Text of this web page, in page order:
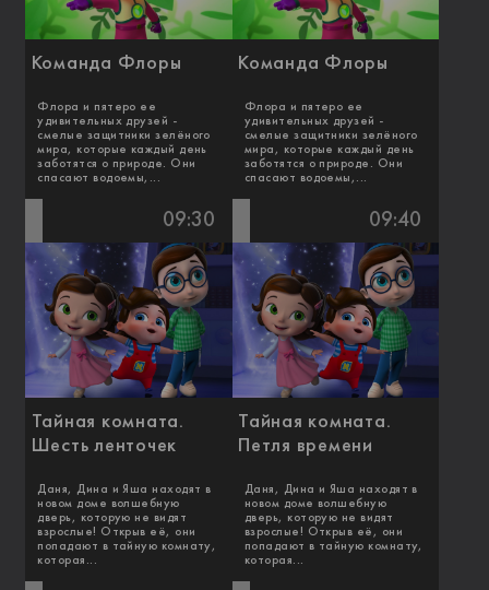
Команда Флоры
Флора и пятеро ее
удивительных друзей -
смелые защитники зелёного
мира, которые каждый день
заботятся о природе. Они
спасают водоемы,...
Команда Флоры
Флора и пятеро ее
удивительных друзей -
смелые защитники зелёного
мира, которые каждый день
заботятся о природе. Они
спасают водоемы,...
09:30
Тайная комната.
Шесть ленточек
Даня, Дина и Яша находят в
новом доме волшебную
дверь, которую не видят
взрослые! Открыв её, они
попадают в тайную комнату,
которая...
09:40
Тайная комната.
Петля времени
Даня, Дина и Яша находят в
новом доме волшебную
дверь, которую не видят
взрослые! Открыв её, они
попадают в тайную комнату,
которая...